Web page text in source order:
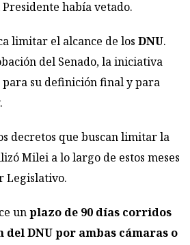
había vetado.
limitar el alcance de los DNU.
del Senado, la iniciativa
para su definición final y para
decretos que buscan limitar la
Milei a lo largo de estos meses
Legislativo.
unplazo de 90 días corridos
DNU por ambas cámaras o